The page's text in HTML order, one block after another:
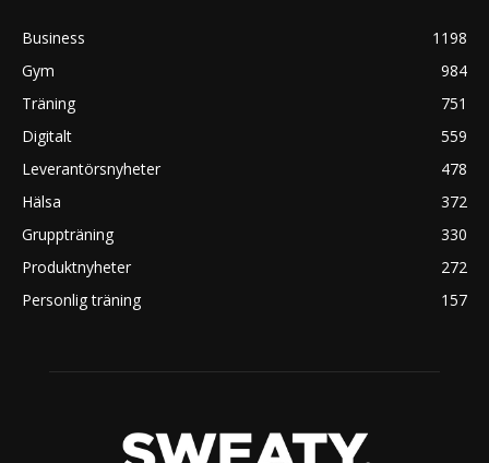
Business
1198
Gym
984
Träning
751
Digitalt
559
Leverantörsnyheter
478
Hälsa
372
Gruppträning
330
Produktnyheter
272
Personlig träning
157